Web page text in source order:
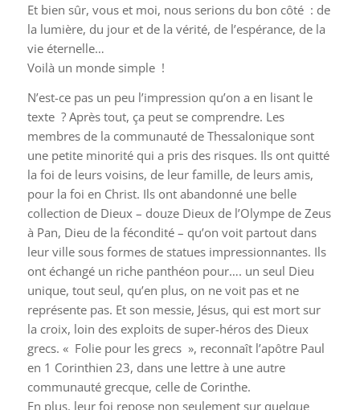
Et bien sûr, vous et moi, nous serions du bon côté : de
la lumière, du jour et de la vérité, de l’espérance, de la
vie éternelle…
Voilà un monde simple !
N’est-ce pas un peu l’impression qu’on a en lisant le
texte ? Après tout, ça peut se comprendre. Les
membres de la communauté de Thessalonique sont
une petite minorité qui a pris des risques. Ils ont quitté
la foi de leurs voisins, de leur famille, de leurs amis,
pour la foi en Christ. Ils ont abandonné une belle
collection de Dieux – douze Dieux de l’Olympe de Zeus
à Pan, Dieu de la fécondité – qu’on voit partout dans
leur ville sous formes de statues impressionnantes. Ils
ont échangé un riche panthéon pour…. un seul Dieu
unique, tout seul, qu’en plus, on ne voit pas et ne
représente pas. Et son messie, Jésus, qui est mort sur
la croix, loin des exploits de super-héros des Dieux
grecs. « Folie pour les grecs », reconnaît l’apôtre Paul
en 1 Corinthien 23, dans une lettre à une autre
communauté grecque, celle de Corinthe.
En plus, leur foi repose non seulement sur quelque